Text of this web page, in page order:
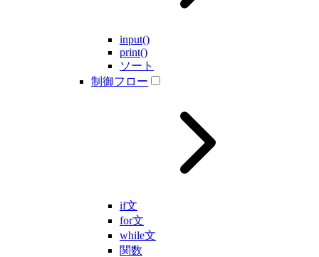
input()
print()
ソート
制御フロー
if文
for文
while文
関数